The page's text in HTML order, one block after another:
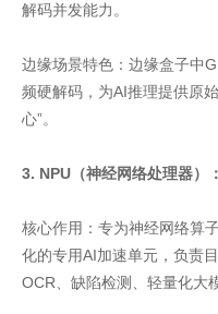
解码并发能力。
边缘场景特色：边缘盒子中
频硬解码，为AI推理提供原
心”。
3. NPU（神经网络处理器）
核心作用：专为神经网络算
化的专用AI加速单元，负责
OCR、缺陷检测、轻量化大